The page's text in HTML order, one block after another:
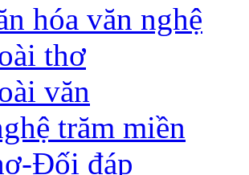
hóa văn nghệ
thơ
văn
trăm miền
Đối đáp